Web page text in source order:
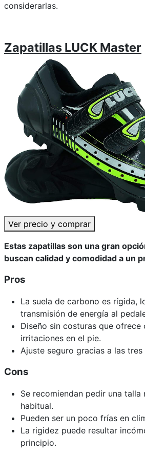
considerarlas.
Zapatillas LUCK Master
Ver precio y comprar
Estas zapatillas son una gran
buscan calidad y comodidad a un
Pros
La suela de carbono es rígida,
transmisión de energía al
Diseño sin costuras que
irritaciones en el pie.
Ajuste seguro gracias a las
Cons
Se recomiendan pedir una talla
habitual.
Pueden ser un poco frías en
La rigidez puede resultar
principio.